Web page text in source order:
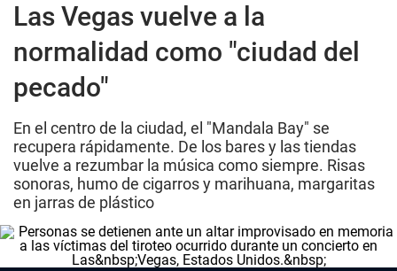
Las Vegas vuelve a la
normalidad como "ciudad del
pecado"
En el centro de la ciudad, el "Mandala Bay" se
recupera rápidamente. De los bares y las tiendas
vuelve a rezumbar la música como siempre. Risas
sonoras, humo de cigarros y marihuana, margaritas
en jarras de plástico